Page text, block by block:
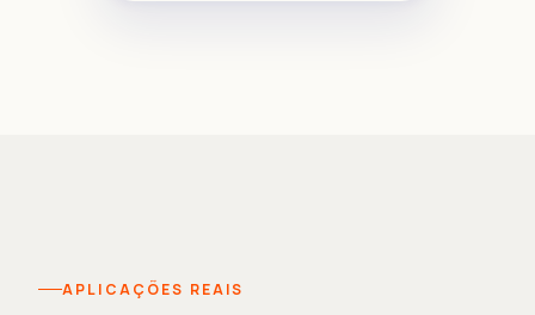
APLICAÇÕES REAIS